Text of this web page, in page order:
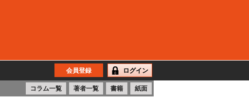
会員登録 ログイン
コラム一覧 著者一覧 書籍 紙面